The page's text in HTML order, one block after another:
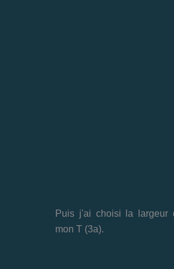
Puis j'ai choisi la largeur
mon T (3a).